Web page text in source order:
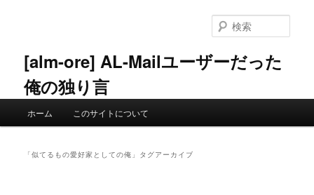
ン
へ
ツ
移
[alm-ore] AL-Mailユーザーだった
俺の独り言
索
ホーム このサイトについて
「似てるもの愛好家としての俺 」タグアーカイブ